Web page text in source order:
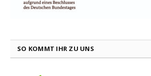
SO KOMMT IHR ZU UNS